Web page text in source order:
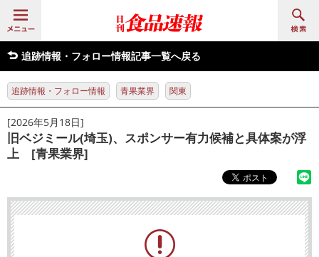
追跡情報・フォロー情報記事一覧へ戻る
追跡情報・フォロー情報 青果業界 関東
[2026年5月18日]
旧ベジミール(埼玉)、スポンサー有力候補と具体案が浮
上 [青果業界]